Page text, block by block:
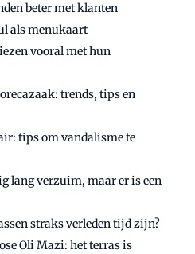
beter met klanten
als menukaart
vooral met hun
trends, tips en
tips om vandalisme te
lang verzuim, maar er is een
straks verleden tijd zijn?
Oli Mazi: het terras is